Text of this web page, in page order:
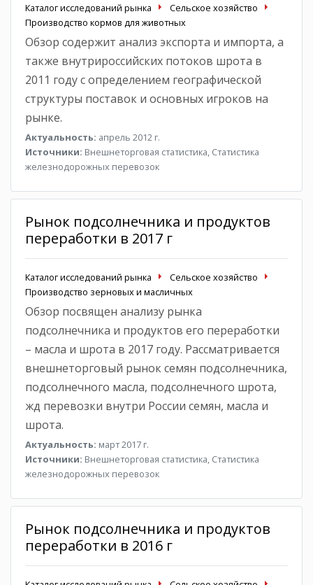
Каталог исследований рынка
Сельское хозяйство
Производство кормов для животных
Обзор содержит анализ экспорта и импорта, а
также внутрироссийских потоков шрота в
2011 году с определением географической
структуры поставок и основных игроков на
рынке.
Актуальность: апрель 2012 г.
Источники: Внешнеторговая статистика, Статистика
железнодорожных перевозок
Рынок подсолнечника и продуктов
переработки в 2017 г
Каталог исследований рынка
Сельское хозяйство
Производство зерновых и масличных
Обзор посвящен анализу рынка
подсолнечника и продуктов его переработки
– масла и шрота в 2017 году. Рассматривается
внешнеторговый рынок семян подсолнечника,
подсолнечного масла, подсолнечного шрота,
жд перевозки внутри России семян, масла и
шрота.
Актуальность: март 2017 г.
Источники: Внешнеторговая статистика, Статистика
железнодорожных перевозок
Рынок подсолнечника и продуктов
переработки в 2016 г